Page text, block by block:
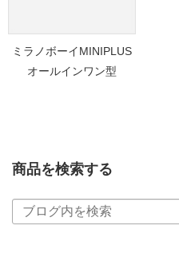
ミラノボーイMINIPLUS
オールインワン型
商品を検索する